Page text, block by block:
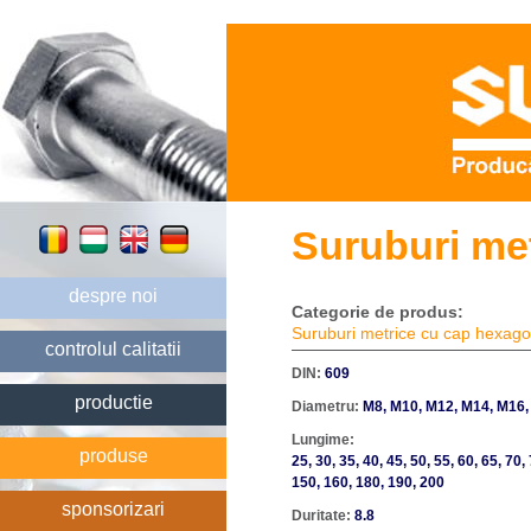
despre noi
controlul calitatii
productie
produse
sponsorizari
Suruburi
Categorie de produs:
Suruburi metrice cu cap
DIN: 609
Diametru: M8, M10, M12, M14,
Lungime:
25, 30, 35, 40, 45, 50, 55, 60, 65,
150, 160, 180, 190, 200
Duritate: 8.8